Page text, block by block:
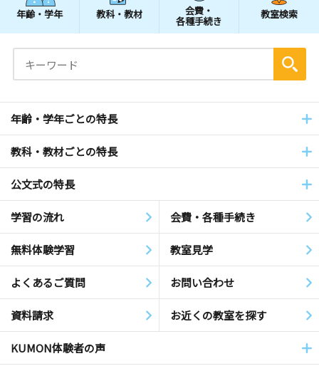
年齢・学年 教科・教材 会費・
各種手続き
教室検索
年齢・学年ごとの特長
教科・教材ごとの特長
公文式の特長
学習の流れ 会費・各種手続き
無料体験学習 教室見学
よくあるご質問 お問い合わせ
資料請求 お近くの教室を探す
KUMON体験者の声